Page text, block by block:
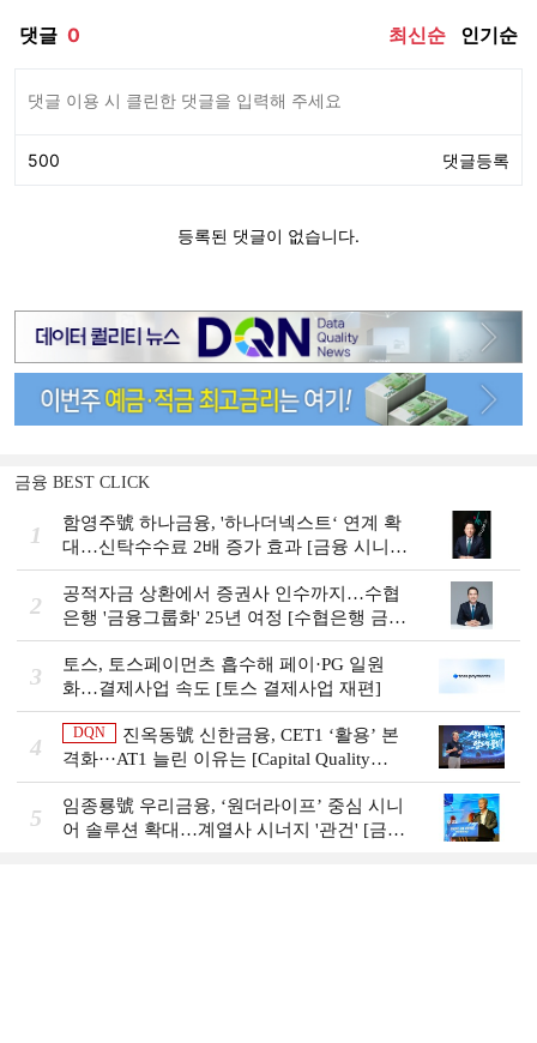
금융 BEST CLICK
1
함영주號 하나금융, '하나더넥스트‘ 연계 확
대…신탁수수료 2배 증가 효과 [금융 시니어
비즈니스 돋보기]
2
공적자금 상환에서 증권사 인수까지…수협
은행 '금융그룹화' 25년 여정 [수협은행 금융
그룹의 꿈①]
3
토스, 토스페이먼츠 흡수해 페이·PG 일원
화…결제사업 속도 [토스 결제사업 재편]
4
DQN
진옥동號 신한금융, CET1 ‘활용’ 본
격화···AT1 늘린 이유는 [Capital Quality
Review]
5
임종룡號 우리금융, ‘원더라이프’ 중심 시니
어 솔루션 확대…계열사 시너지 '관건' [금융